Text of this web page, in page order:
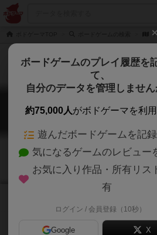
トレッキング・ザ・ナシ
Trekking the National Parks:
ボードゲームのプレイ履歴を
て、
自分のデータを管理しません
約75,000人がボドゲーマを利用
遊んだボードゲームを記
気になるゲームのレビュー
お気に入り作品・所有リス
有
ログイン / 会員登録（10秒）
Google X